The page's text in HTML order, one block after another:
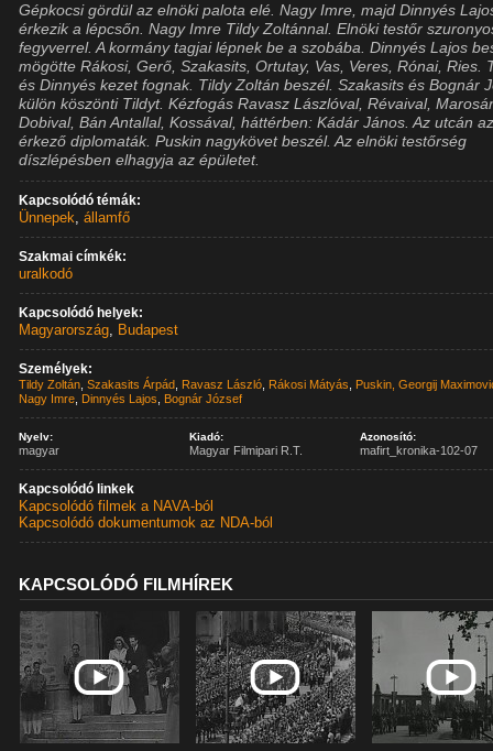
Gépkocsi gördül az elnöki palota elé. Nagy Imre, majd Dinnyés
érkezik a lépcsőn. Nagy Imre Tildy Zoltánnal. Elnöki testőr
fegyverrel. A kormány tagjai lépnek be a szobába. Dinnyés Lajos
mögötte Rákosi, Gerő, Szakasits, Ortutay, Vas, Veres, Rónai, Ries.
és Dinnyés kezet fognak. Tildy Zoltán beszél. Szakasits és Bognár
külön köszönti Tildyt. Kézfogás Ravasz Lászlóval, Révaival,
Dobival, Bán Antallal, Kossával, háttérben: Kádár János. Az utcán
érkező diplomaták. Puskin nagykövet beszél. Az elnöki testőrség
díszlépésben elhagyja az épületet.
Kapcsolódó témák:
Ünnepek,államfő
Szakmai címkék:
uralkodó
Kapcsolódó helyek:
Magyarország, Budapest
Személyek:
Tildy Zoltán ,Szakasits Árpád Ravasz László Rákosi Mátyás
Puskin, Georgij
Nagy Imre Dinnyés Lajos Bognár József
Nyelv:
magyar
Kiadó:
Magyar Filmipari R.T.
Azonosító:
mafirt_kronika-102-07
Kapcsolódó linkek
Kapcsolódó filmek a NAVA-ból
Kapcsolódó dokumentumok az NDA-ból
KAPCSOLÓDÓ FILMHÍREK